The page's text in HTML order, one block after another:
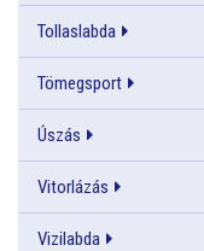
Tollaslabda
Tömegsport
Úszás
Vitorlázás
Vizilabda